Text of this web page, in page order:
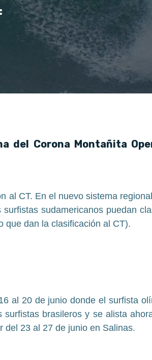
del Corona Montañita
al CT. En el nuevo sistema
sudamericanos puedan
que dan la clasificación al CT).
al 20 de junio donde el surfista
brasileros y se alista
del 23 al 27 de junio en Salinas.